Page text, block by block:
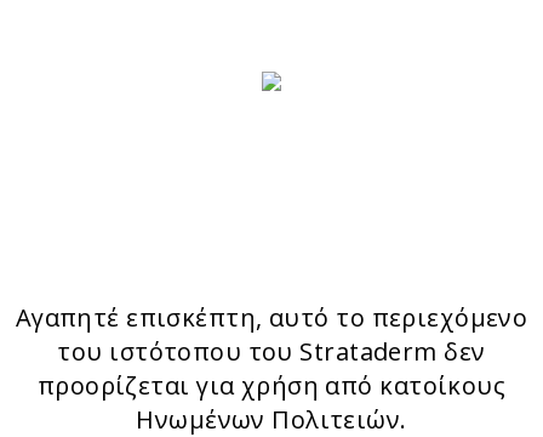
Αγαπητέ επισκέπτη, αυτό το περιεχόμενο
του ιστότοπου του Strataderm δεν
προορίζεται για χρήση από κατοίκους
Ηνωμένων Πολιτειών.